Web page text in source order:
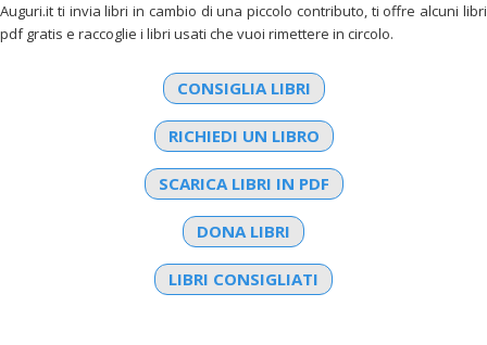
Auguri.it ti invia libri in cambio di una piccolo contributo, ti offre alcuni libri
pdf gratis e raccoglie i libri usati che vuoi rimettere in circolo.
CONSIGLIA LIBRI
RICHIEDI UN LIBRO
SCARICA LIBRI IN PDF
DONA LIBRI
LIBRI CONSIGLIATI